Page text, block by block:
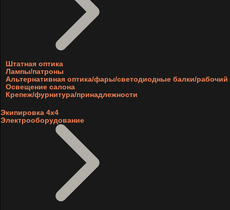
Штатная оптика
Лампы/патроны
Альтернативная оптика/фары/светодиодные балки/рабочий
Освещение салона
Крепеж/фурнитура/принадлежности
Экипировка 4х4
Электрооборудование